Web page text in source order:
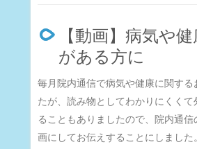
【動画】病気や
がある方に
毎月院内通信で病気や健康に関する
たが、読み物としてわかりにくくて
ることもありましたので、院内通信
画にしてお伝えすることにしました